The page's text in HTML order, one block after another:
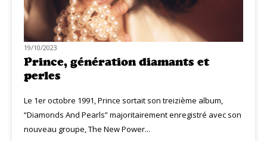
19/10/2023
Prince, génération diamants et
perles
Le 1er octobre 1991, Prince sortait son treizième album,
“Diamonds And Pearls” majoritairement enregistré avec son
nouveau groupe, The New Power...